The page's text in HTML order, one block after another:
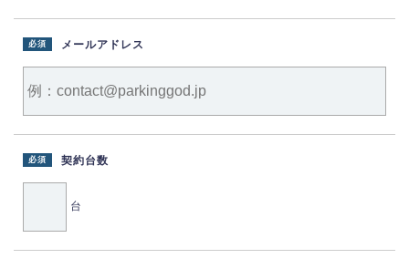
メールアドレス
必須
契約台数
必須
台